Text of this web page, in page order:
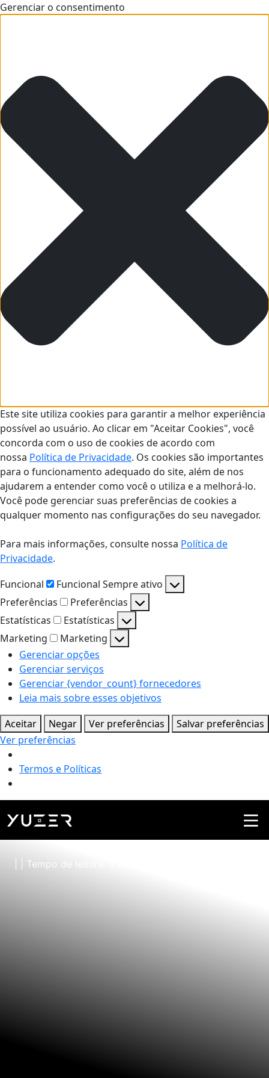
Gerenciar o consentimento
Este site utiliza cookies para garantir a melhor experiência
possível ao usuário. Ao clicar em "Aceitar Cookies", você
concorda com o uso de cookies de acordo com
nossa Política de Privacidade. Os cookies são importantes
para o funcionamento adequado do site, além de nos
ajudarem a entender como você o utiliza e a melhorá-lo.
Você pode gerenciar suas preferências de cookies a
qualquer momento nas configurações do seu navegador.
Para mais informações, consulte nossa Política de
Privacidade.
Funcional
Funcional Sempre ativo
Preferências
Preferências
Estatísticas
Estatísticas
Marketing
Marketing
Gerenciar opções
Gerenciar serviços
Gerenciar {vendor_count} fornecedores
Leia mais sobre esses objetivos
Aceitar
Negar Ver preferências
Salvar preferências
Ver preferências
Termos e Políticas
Coritiba
| | Tempo de leitura: 0 minutos